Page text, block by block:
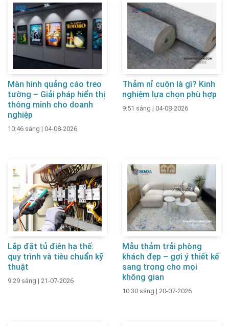
Màn hình quảng cáo treo
tường – Giải pháp hiển thị
thông minh cho doanh
nghiệp
10:46 sáng | 04-08-2026
Thảm nỉ cuộn là gì? Kinh
nghiệm lựa chọn phù hợp
9:51 sáng | 04-08-2026
Lắp đặt tủ điện hạ thế:
quy trình và tiêu chuẩn kỹ
thuật
9:29 sáng | 21-07-2026
Mẫu thảm trải phòng
khách đẹp – gợi ý thiết kế
sang trọng cho mọi
không gian
10:30 sáng | 20-07-2026